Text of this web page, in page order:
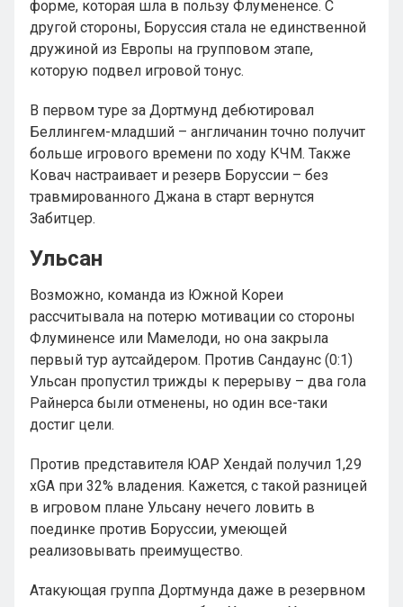
форме, которая шла в пользу Флумененсе. С
другой стороны, Боруссия стала не единственной
дружиной из Европы на групповом этапе,
которую подвел игровой тонус.
В первом туре за Дортмунд дебютировал
Беллингем-младший – англичанин точно получит
больше игрового времени по ходу КЧМ. Также
Ковач настраивает и резерв Боруссии – без
травмированного Джана в старт вернутся
Забитцер.
Ульсан
Возможно, команда из Южной Кореи
рассчитывала на потерю мотивации со стороны
Флуминенсе или Мамелоди, но она закрыла
первый тур аутсайдером. Против Сандаунс (0:1)
Ульсан пропустил трижды к перерыву – два гола
Райнерса были отменены, но один все-таки
достиг цели.
Против представителя ЮАР Хендай получил 1,29
xGA при 32% владения. Кажется, с такой разницей
в игровом плане Ульсану нечего ловить в
поединке против Боруссии, умеющей
реализовывать преимущество.
Атакующая группа Дортмунда даже в резервном